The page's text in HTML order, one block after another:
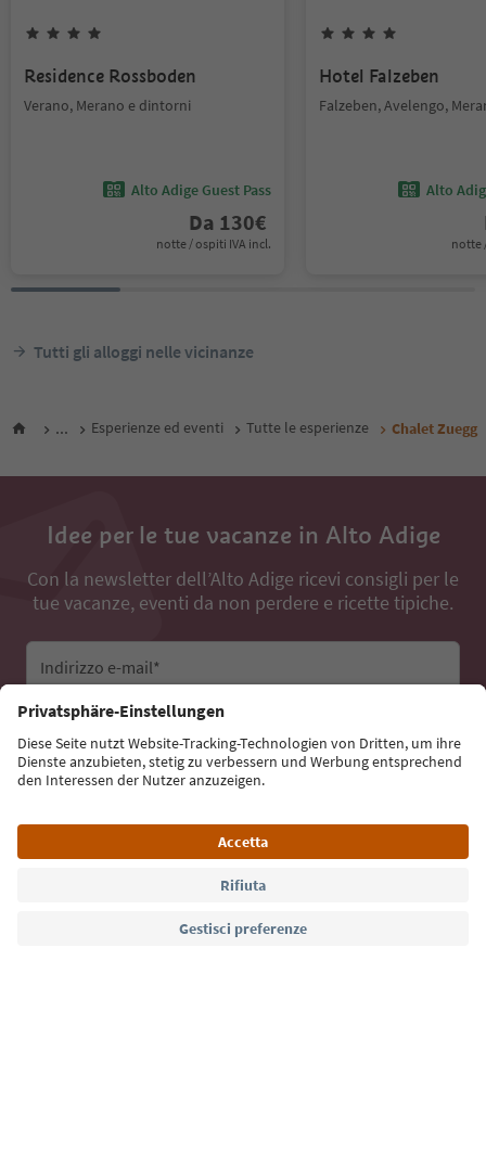
Residence Rossboden
Verano, Merano e dintorni
Alto Adige Guest Pass
Da 130€
notte / ospiti IVA incl.
Hotel Falzeben
Falzeben, Avelengo,
Alto
notte
Tutti gli alloggi nelle vicinanze
... Esperienze ed eventi Tutte le esperienze Chalet Zuegg
Idee per le tue vacanze in Alto Adige
Con la newsletter dell’Alto Adige ricevi consigli per le
tue vacanze, eventi da non perdere e ricette tipiche.
Indirizzo e-mail*
Iscriviti alla newsletter